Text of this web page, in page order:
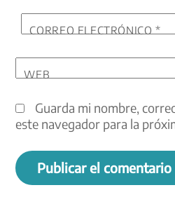
CORREO ELECTRÓNICO*
WEB
Guarda mi nombre,
este navegador para la